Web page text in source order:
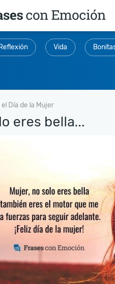
Reflexión Vida
Día de la Mujer
eres bella...